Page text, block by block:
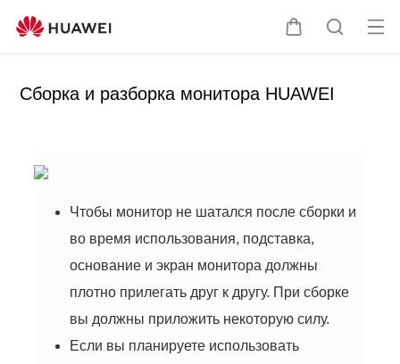
Щ
а
П
с
а
От
Сборка и разборка монитора HUAWEI
Чтобы монитор не шатался после сборки и
во время использования, подставка,
основание и экран монитора должны
плотно прилегать друг к другу. При сборке
вы должны приложить некоторую силу.
Если вы планируете использовать